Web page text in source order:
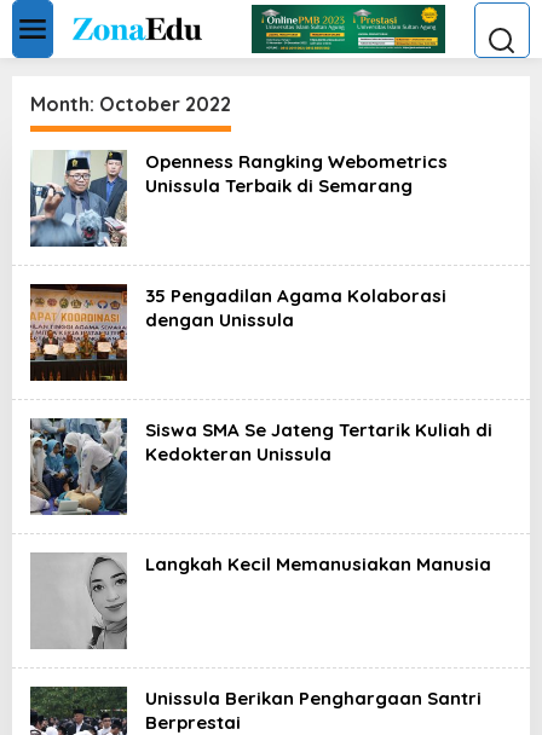
Skip
content
Month: October 2022
Openness Rangking Webometrics
Unissula Terbaik di Semarang
35 Pengadilan Agama Kolaborasi
dengan Unissula
Siswa SMA Se Jateng Tertarik Kuliah di
Kedokteran Unissula
Langkah Kecil Memanusiakan Manusia
Unissula Berikan Penghargaan Santri
Berprestai